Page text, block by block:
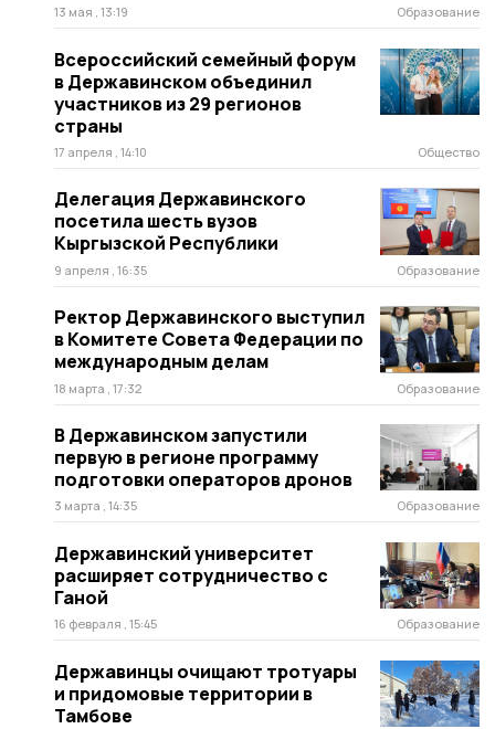
13 мая , 13:19 Образование
Всероссийский семейный форум
в Державинском объединил
участников из 29 регионов
страны
17 апреля , 14:10 Общество
Делегация Державинского
посетила шесть вузов
Кыргызской Республики
9 апреля , 16:35 Образование
Ректор Державинского выступил
в Комитете Совета Федерации по
международным делам
18 марта , 17:32 Образование
В Державинском запустили
первую в регионе программу
подготовки операторов дронов
3 марта , 14:35 Образование
Державинский университет
расширяет сотрудничество с
Ганой
16 февраля , 15:45 Образование
Державинцы очищают тротуары
и придомовые территории в
Тамбове